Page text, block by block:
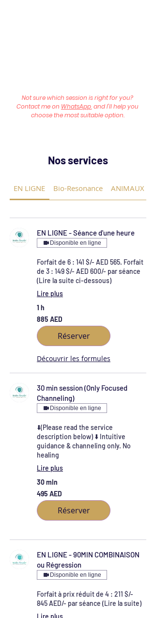
Not sure which session is right for you?
Contact me on WhatsApp , and I’ll help you
choose the most suitable option.
Nos services
EN LIGNE Bio-Resonance ANIMAUX
EN LIGNE - Séance d'une heure
Disponible en ligne
Forfait de 6 : 141 $/- AED 565. Forfait
de 3 : 149 $/- AED 600/- par séance
(Lire la suite ci-dessous)
Lire plus
1 h
885
dirhams
des
Émirats
arabes
unis
885 AED
Réserver
Découvrir les formules
30 min session (Only Focused
Channeling)
Disponible en ligne
⬇️(Please read the service
description below) ⬇️ Intuitive
guidance & channeling only. No
healing
Lire plus
30 min
495
dirhams
des
Émirats
arabes
unis
495 AED
Réserver
EN LIGNE - 90MIN COMBINAISON
ou Régression
Disponible en ligne
Forfait à prix réduit de 4 : 211 $/-
845 AED/- par séance (Lire la suite)
Lire plus